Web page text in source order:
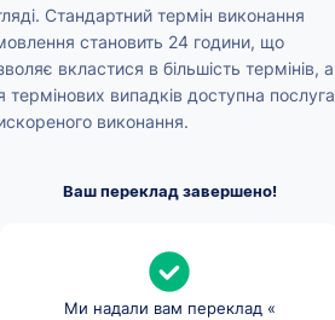
Стандартний термін виконання
становить 24 години, що
вкластися в більшість термінів, а
термінових випадків доступна послуга
виконання.
Ваш переклад завершено!
Ми надали вам переклад «